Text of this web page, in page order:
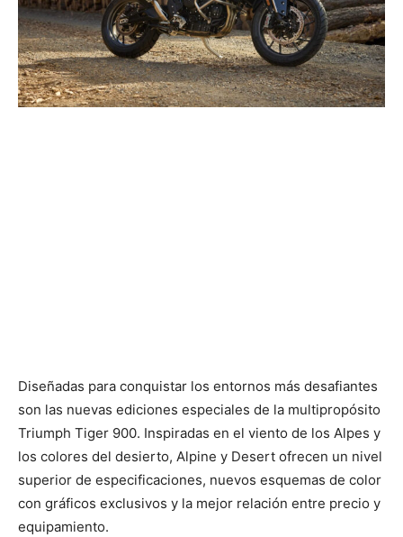
Diseñadas para conquistar los entornos más desafiantes
son las nuevas ediciones especiales de la multipropósito
Triumph Tiger 900. Inspiradas en el viento de los Alpes y
los colores del desierto, Alpine y Desert ofrecen un nivel
superior de especificaciones, nuevos esquemas de color
con gráficos exclusivos y la mejor relación entre precio y
equipamiento.